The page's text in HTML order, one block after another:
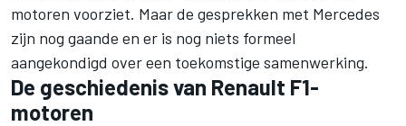
motoren voorziet. Maar de gesprekken met Mercedes
zijn nog gaande en er is nog niets formeel
aangekondigd over een toekomstige samenwerking.
De geschiedenis van Renault F1-
motoren